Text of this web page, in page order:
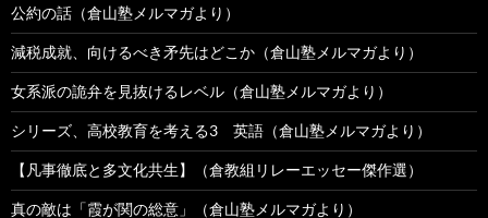
公約の話（倉山塾メルマガより）
減税成就、向けるべき矛先はどこか（倉山塾メルマガより）
女系派の詭弁を見抜けるレベル（倉山塾メルマガより）
シリーズ、高校教育を考える3 英語（倉山塾メルマガより）
【凡事徹底と多文化共生】（倉教組リレーエッセー傑作選）
真の敵は「霞が関の総意」（倉山塾メルマガより）